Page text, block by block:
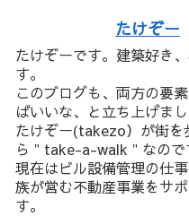
たけぞー
たけぞーです。建築好き
す。
このブログも、両方の要
ばいいな、と立ち上げまし
たけぞー(takezo）が街を
ら＂take-a-walk＂なので
現在はビル設備管理の仕
族が営む不動産事業をサ
す。